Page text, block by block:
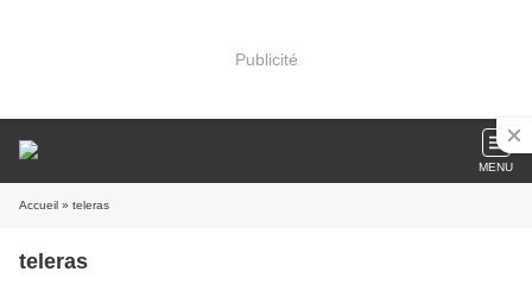
Publicité
MENU
Accueil » teleras
teleras